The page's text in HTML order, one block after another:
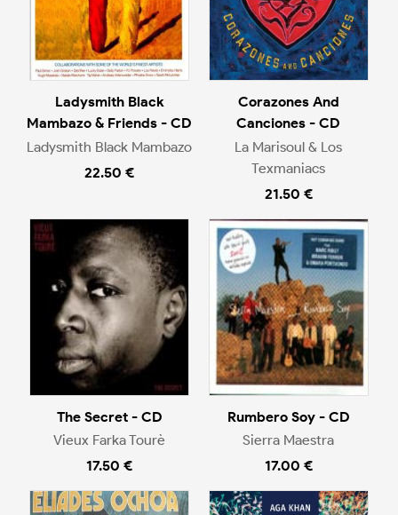
Ladysmith Black
Mambazo & Friends - CD
Ladysmith Black Mambazo
22.50 €
Corazones And
Canciones - CD
La Marisoul & Los
Texmaniacs
21.50 €
The Secret - CD
Vieux Farka Tourè
17.50 €
Rumbero Soy - CD
Sierra Maestra
17.00 €